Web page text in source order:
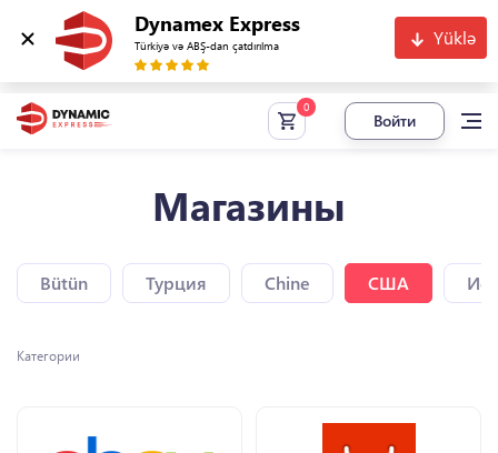
Dynamex Express
Türkiyə və ABŞ-dan çatdırılma Yüklə
Войти
Магазины
Bütün Турция Chine США
Категории